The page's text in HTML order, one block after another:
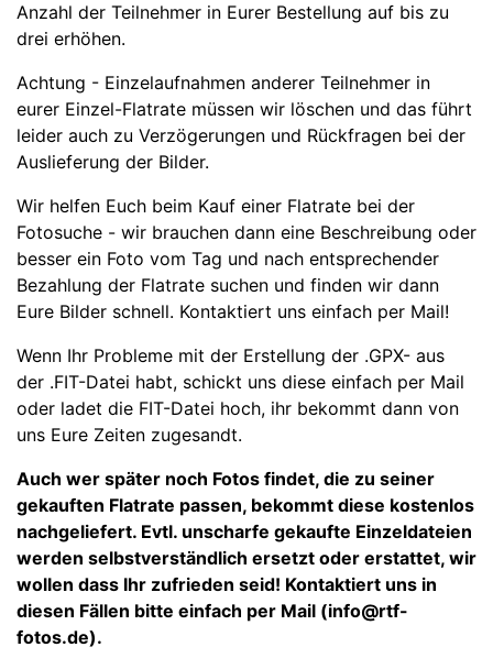
Anzahl der Teilnehmer in Eurer Bestellung auf bis zu
drei erhöhen.
Achtung - Einzelaufnahmen anderer Teilnehmer in
eurer Einzel-Flatrate müssen wir löschen und das führt
leider auch zu Verzögerungen und Rückfragen bei der
Auslieferung der Bilder.
Wir helfen Euch beim Kauf einer Flatrate bei der
Fotosuche - wir brauchen dann eine Beschreibung oder
besser ein Foto vom Tag und nach entsprechender
Bezahlung der Flatrate suchen und finden wir dann
Eure Bilder schnell. Kontaktiert uns einfach per Mail!
Wenn Ihr Probleme mit der Erstellung der .GPX- aus
der .FIT-Datei habt, schickt uns diese einfach per Mail
oder ladet die FIT-Datei hoch, ihr bekommt dann von
uns Eure Zeiten zugesandt.
Auch wer später noch Fotos findet, die zu seiner
gekauften Flatrate passen, bekommt diese kostenlos
nachgeliefert. Evtl. unscharfe gekaufte Einzeldateien
werden selbstverständlich ersetzt oder erstattet, wir
wollen dass Ihr zufrieden seid! Kontaktiert uns in
diesen Fällen bitte einfach per Mail (info@rtf-
fotos.de).